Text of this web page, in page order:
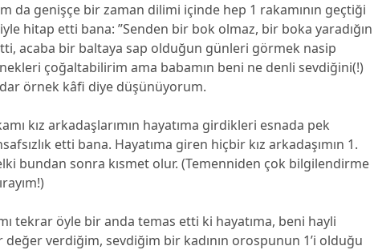
da genişçe bir zaman dilimi içinde hep 1 rakamının geçtiği
hitap etti bana: ”Senden bir bok olmaz, bir boka yaradığın
acaba bir baltaya sap olduğun günleri görmek nasip
çoğaltabilirim ama babamın beni ne denli sevdiğini(!)
örnek kâfi diye düşünüyorum.
kız arkadaşlarımın hayatıma girdikleri esnada pek
etti bana. Hayatıma giren hiçbir kız arkadaşımın 1.
bundan sonra kısmet olur. (Temenniden çok bilgilendirme
tekrar öyle bir anda temas etti ki hayatıma, beni hayli
verdiğim, sevdiğim bir kadının orospunun 1’i olduğu